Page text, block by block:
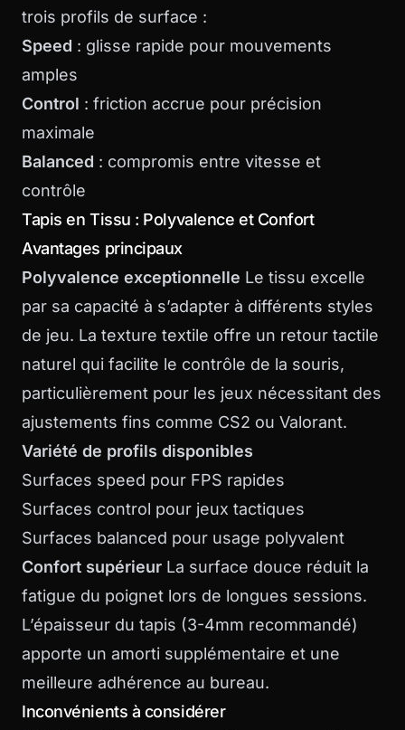
trois profils de surface :
Speed : glisse rapide pour mouvements
amples
Control : friction accrue pour précision
maximale
Balanced : compromis entre vitesse et
contrôle
Tapis en Tissu : Polyvalence et Confort
Avantages principaux
Polyvalence exceptionnelle Le tissu excelle
par sa capacité à s’adapter à différents styles
de jeu. La texture textile offre un retour tactile
naturel qui facilite le contrôle de la souris,
particulièrement pour les jeux nécessitant des
ajustements fins comme CS2 ou Valorant.
Variété de profils disponibles
Surfaces speed pour FPS rapides
Surfaces control pour jeux tactiques
Surfaces balanced pour usage polyvalent
Confort supérieur La surface douce réduit la
fatigue du poignet lors de longues sessions.
L’épaisseur du tapis (3-4mm recommandé)
apporte un amorti supplémentaire et une
meilleure adhérence au bureau.
Inconvénients à considérer